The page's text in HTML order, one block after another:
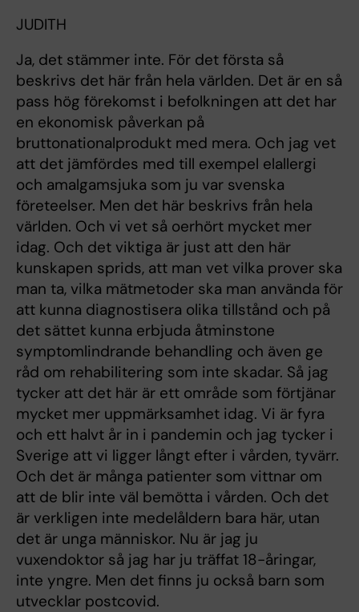
JUDITH
Ja, det stämmer inte. För det första så
beskrivs det här från hela världen. Det är en så
pass hög förekomst i befolkningen att det har
en ekonomisk påverkan på
bruttonationalprodukt med mera. Och jag vet
att det jämfördes med till exempel elallergi
och amalgamsjuka som ju var svenska
företeelser. Men det här beskrivs från hela
världen. Och vi vet så oerhört mycket mer
idag. Och det viktiga är just att den här
kunskapen sprids, att man vet vilka prover ska
man ta, vilka mätmetoder ska man använda för
att kunna diagnostisera olika tillstånd och på
det sättet kunna erbjuda åtminstone
symptomlindrande behandling och även ge
råd om rehabilitering som inte skadar. Så jag
tycker att det här är ett område som förtjänar
mycket mer uppmärksamhet idag. Vi är fyra
och ett halvt år in i pandemin och jag tycker i
Sverige att vi ligger långt efter i vården, tyvärr.
Och det är många patienter som vittnar om
att de blir inte väl bemötta i vården. Och det
är verkligen inte medelåldern bara här, utan
det är unga människor. Nu är jag ju
vuxendoktor så jag har ju träffat 18-åringar,
inte yngre. Men det finns ju också barn som
utvecklar postcovid.